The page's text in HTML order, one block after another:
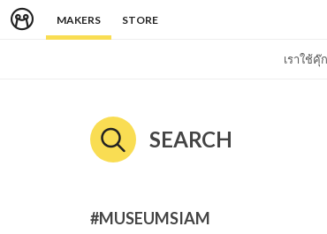
MAKERS STORE
เราใช้
SEARCH
#MUSEUMSIAM